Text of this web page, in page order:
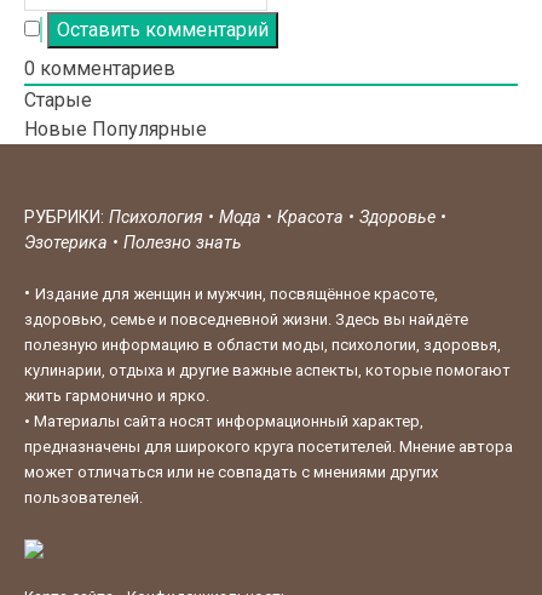
0 комментариев
Старые
Новые Популярные
РУБРИКИ: Психология • Мода • Красота • Здоровье •
Эзотерика • Полезно знать
• Издание для женщин и мужчин, посвящённое красоте,
здоровью, семье и повседневной жизни. Здесь вы найдёте
полезную информацию в области моды, психологии, здоровья,
кулинарии, отдыха и другие важные аспекты, которые помогают
жить гармонично и ярко.
• Материалы сайта носят информационный характер,
предназначены для широкого круга посетителей. Мнение автора
может отличаться или не совпадать с мнениями других
пользователей.